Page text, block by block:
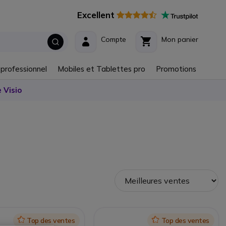
Excellent
Mon panier
Compte
Mobiles et Tablettes pro Promotions
Visio
IconTop des ventes IconTop des ventes